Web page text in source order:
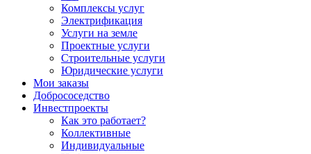
Комплексы услуг
Электрификация
Услуги на земле
Проектные услуги
Строительные услуги
Юридические услуги
Мои заказы
Добрососедство
Инвестпроекты
Как это работает?
Коллективные
Индивидуальные